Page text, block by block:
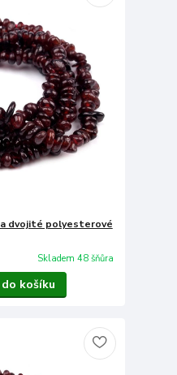
dvojité polyesterové
Skladem 48 šňůra
košíku